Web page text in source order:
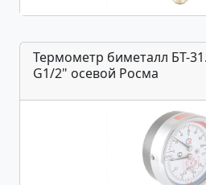
Термометр биметалл БТ-
G1/2" осевой Росма